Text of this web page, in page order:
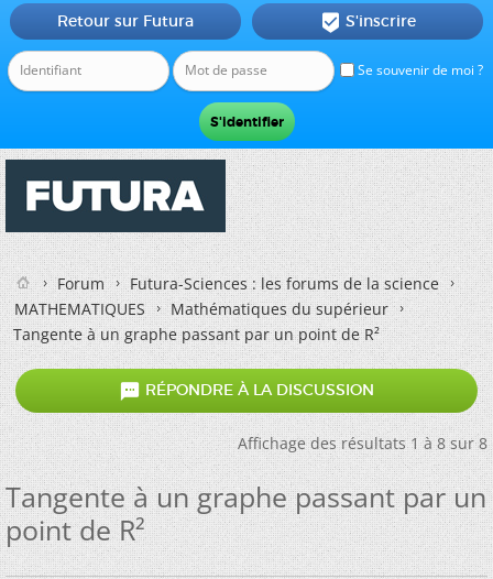
Se souvenir de moi ?
Retour sur Futura  S'inscrire
Forum
Futura-Sciences : les forums de la science
MATHEMATIQUES
Mathématiques du supérieur
Tangente à un graphe passant par un point de R²
 RÉPONDRE À LA DISCUSSION
Affichage des résultats 1 à 8 sur 8
Tangente à un graphe passant par un
point de R²